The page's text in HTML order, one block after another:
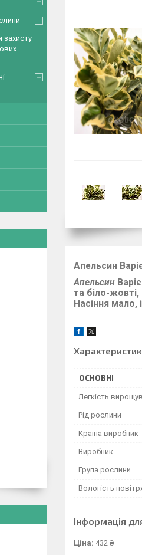
Апельсин
Апельсин
та біло-жовті,
Насіння мало,
ОСНОВНІ
Легкість
Рід рослини
Країна виробник
Виробник
Група рослини
Вологість
Інформація
Ціна: 432 ₴
захисту